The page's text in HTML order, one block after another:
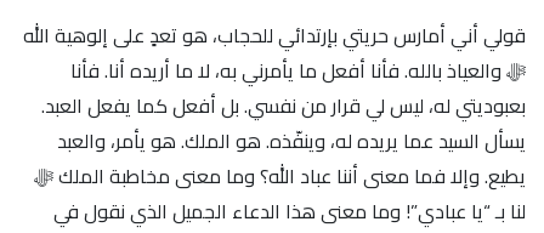
قولي أني أمارس حريتي بإرتدائي للحجاب، هو تعدٍ على إلوهية الله
ﷻ والعياذ بالله. فأنا أفعل ما يأمرني به، لا ما أريده أنا. فأنا
بعبوديتي له، ليس لي قرار من نفسي. بل أفعل كما يفعل العبد.
يسأل السيد عما يريده له، وينفّذه. هو الملك. هو يأمر، والعبد
يطيع. وإلا فما معنى أننا عباد الله؟ وما معنى مخاطبة الملك ﷻ
لنا بـ “يا عبادي”! وما معنى هذا الدعاء الجميل الذي نقول في